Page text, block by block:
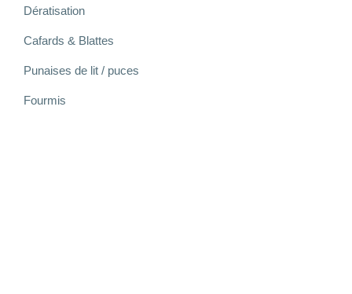
Dératisation
Cafards & Blattes
Punaises de lit / puces
Fourmis